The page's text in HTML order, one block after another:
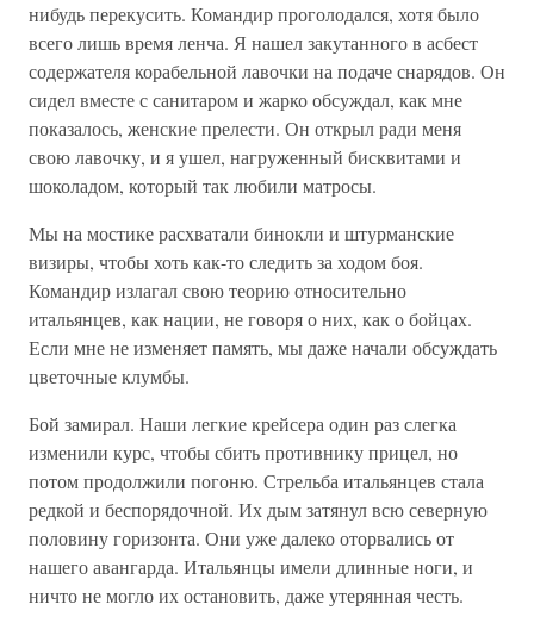
нибудь перекусить. Командир проголодался, хотя было
всего лишь время ленча. Я нашел закутанного в асбест
содержателя корабельной лавочки на подаче снарядов. Он
сидел вместе с санитаром и жарко обсуждал, как мне
показалось, женские прелести. Он открыл ради меня
свою лавочку, и я ушел, нагруженный бисквитами и
шоколадом, который так любили матросы.
Мы на мостике расхватали бинокли и штурманские
визиры, чтобы хоть как-то следить за ходом боя.
Командир излагал свою теорию относительно
итальянцев, как нации, не говоря о них, как о бойцах.
Если мне не изменяет память, мы даже начали обсуждать
цветочные клумбы.
Бой замирал. Наши легкие крейсера один раз слегка
изменили курс, чтобы сбить противнику прицел, но
потом продолжили погоню. Стрельба итальянцев стала
редкой и беспорядочной. Их дым затянул всю северную
половину горизонта. Они уже далеко оторвались от
нашего авангарда. Итальянцы имели длинные ноги, и
ничто не могло их остановить, даже утерянная честь.